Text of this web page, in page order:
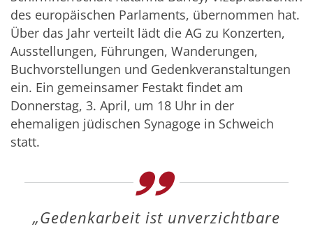
des europäischen Parlaments, übernommen hat.
Über das Jahr verteilt lädt die AG zu Konzerten,
Ausstellungen, Führungen, Wanderungen,
Buchvorstellungen und Gedenkveranstaltungen
ein. Ein gemeinsamer Festakt findet am
Donnerstag, 3. April, um 18 Uhr in der
ehemaligen jüdischen Synagoge in Schweich
statt.
„Gedenkarbeit ist unverzichtbare